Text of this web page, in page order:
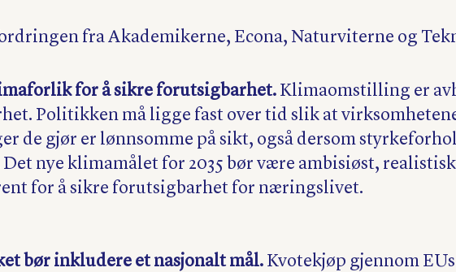
fra Akademikerne, Econa, Naturviterne og
for å sikre forutsigbarhet. Klimaomstilling er
Politikken må ligge fast over tid slik at
de gjør er lønnsomme på sikt, også dersom
Det nye klimamålet for 2035 bør være ambisiøst,
for å sikre forutsigbarhet for næringslivet.
bør inkludere et nasjonalt mål. Kvotekjøp gjennom